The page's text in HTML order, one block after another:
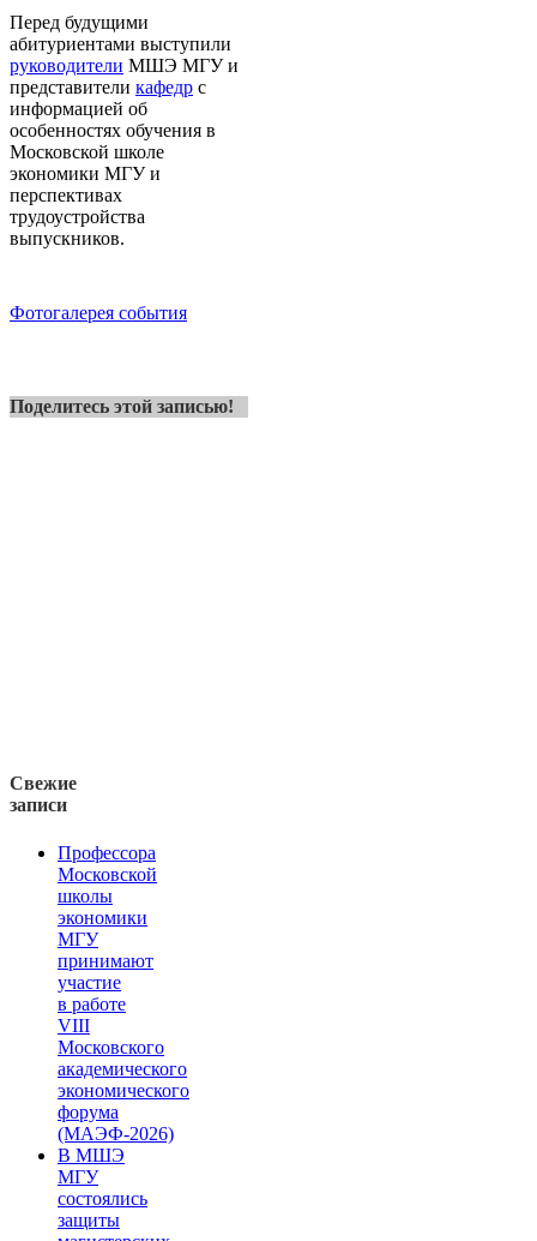
Перед будущими
абитуриентами выступили
руководители МШЭ МГУ и
представители кафедр с
информацией об
особенностях обучения в
Московской школе
экономики МГУ и
перспективах
трудоустройства
выпускников.
Фотогалерея события
Поделитесь этой записью!
Свежие
записи
Профессора
Московской
школы
экономики
МГУ
принимают
участие
в работе
VIII
Московского
академического
экономического
форума
(МАЭФ-2026)
В МШЭ
МГУ
состоялись
защиты